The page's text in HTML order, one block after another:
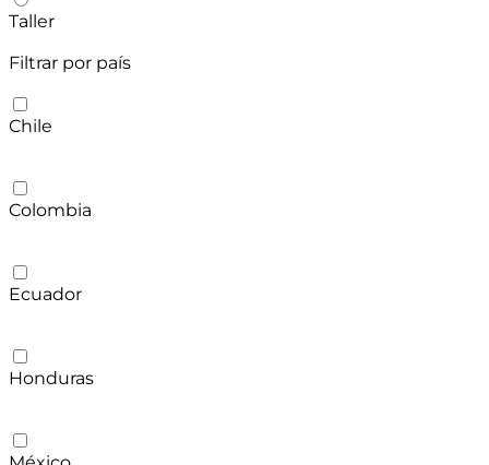
Taller
Filtrar por país
Chile
Colombia
Ecuador
Honduras